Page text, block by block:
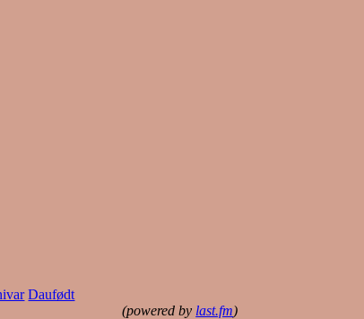
Daufødt
(powered by last.fm)